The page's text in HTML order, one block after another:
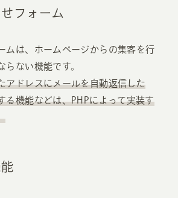
フォーム
ムは、ホームページからの集客を行
らない機能です。
アドレスにメールを自動返信した
る機能などは、PHPによって実装す